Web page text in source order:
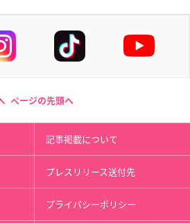
ページの先頭へ
記事掲載について
プレスリリース送付先
プライバシーポリシー